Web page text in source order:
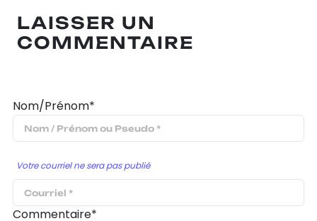
LAISSER UN
COMMENTAIRE
Nom/Prénom*
Votre courriel ne sera pas publié
Commentaire*